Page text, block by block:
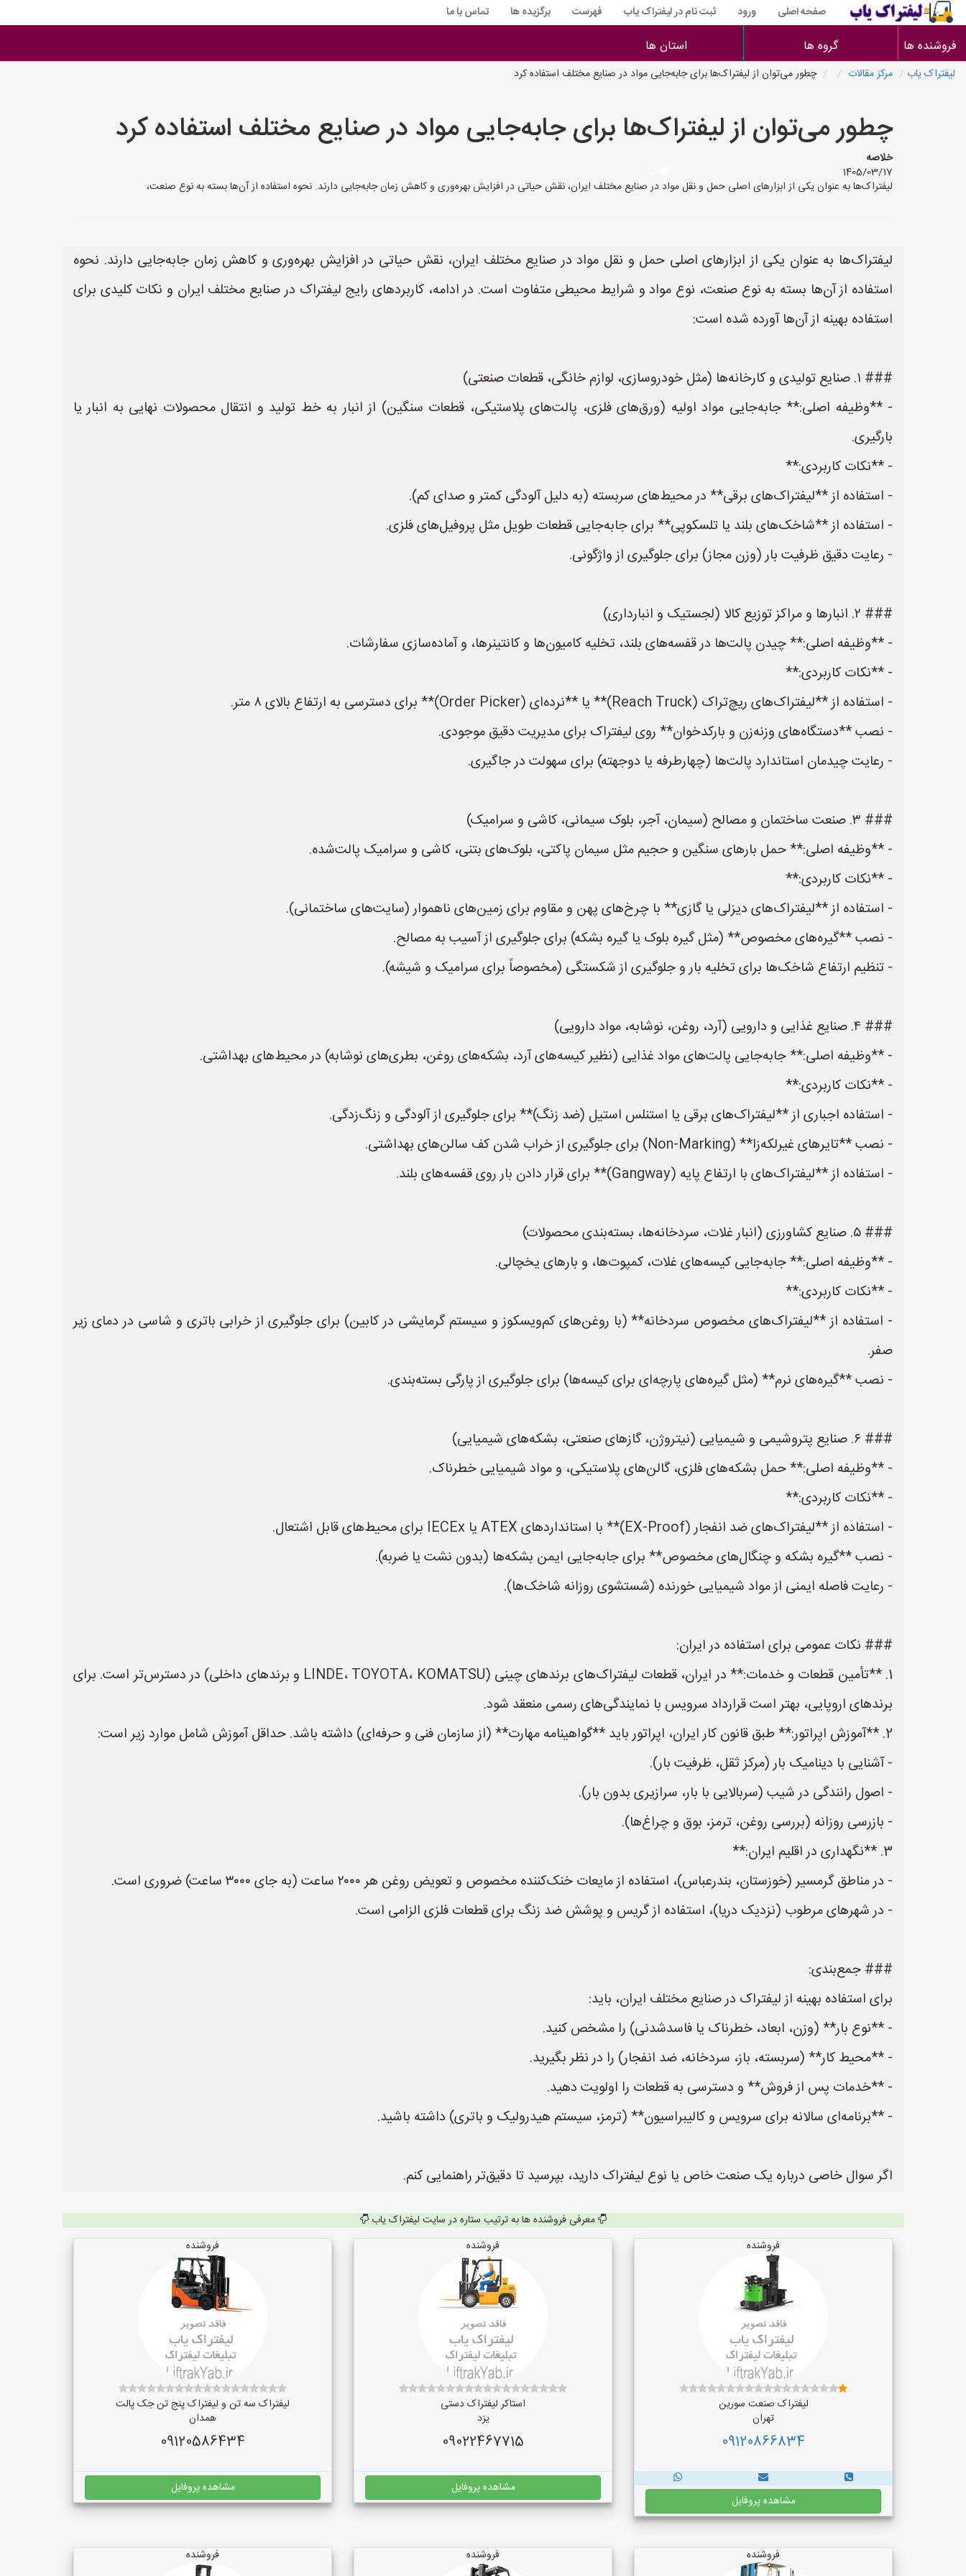
صفحه اصلی ورود ثبت نام در لیفتراک یاب فهرست برگزیده ها تماس با ما
فروشنده ها گروه ها استان ها
لیفتراک یاب مرکز مقالات چطور می‌توان از لیفتراک‌ها برای جابه‌جایی مواد در صنایع مختلف استفاده کرد
چطور می‌توان از لیفتراک‌ها برای جابه‌جایی مواد در صنایع مختلف استفاده کرد
خلاصه
1405/03/17
لیفتراک‌ها به عنوان یکی از ابزارهای اصلی حمل و نقل مواد در صنایع مختلف ایران، نقش حیاتی در افزایش بهره‌وری و کاهش زمان جابه‌جایی دارند. نحوه استفاده از آن‌ها بسته به نوع صنعت،
لیفتراک‌ها به عنوان یکی از ابزارهای اصلی حمل و نقل مواد در صنایع مختلف ایران، نقش حیاتی در افزایش بهره‌وری و کاهش زمان جابه‌جایی دارند. نحوه
استفاده از آن‌ها بسته به نوع صنعت، نوع مواد و شرایط محیطی متفاوت است. در ادامه، کاربردهای رایج لیفتراک در صنایع مختلف ایران و نکات کلیدی برای
استفاده بهینه از آن‌ها آورده شده است:
### ۱. صنایع تولیدی و کارخانه‌ها (مثل خودروسازی، لوازم خانگی، قطعات صنعتی)
- **وظیفه اصلی:** جابه‌جایی مواد اولیه (ورق‌های فلزی، پالت‌های پلاستیکی، قطعات سنگین) از انبار به خط تولید و انتقال محصولات نهایی به انبار یا
بارگیری.
- **نکات کاربردی:**
- استفاده از **لیفتراک‌های برقی** در محیط‌های سربسته (به دلیل آلودگی کمتر و صدای کم).
- استفاده از **شاخک‌های بلند یا تلسکوپی** برای جابه‌جایی قطعات طویل مثل پروفیل‌های فلزی.
- رعایت دقیق ظرفیت بار (وزن مجاز) برای جلوگیری از واژگونی.
### ۲. انبارها و مراکز توزیع کالا (لجستیک و انبارداری)
- **وظیفه اصلی:** چیدن پالت‌ها در قفسه‌های بلند، تخلیه کامیون‌ها و کانتینرها، و آماده‌سازی سفارشات.
- **نکات کاربردی:**
- استفاده از **لیفتراک‌های ریچ‌تراک (Reach Truck)** یا **نرده‌ای (Order Picker)** برای دسترسی به ارتفاع بالای ۸ متر.
- نصب **دستگاه‌های وزنه‌زن و بارکدخوان** روی لیفتراک برای مدیریت دقیق موجودی.
- رعایت چیدمان استاندارد پالت‌ها (چهارطرفه یا دوجهته) برای سهولت در جاگیری.
### ۳. صنعت ساختمان و مصالح (سیمان، آجر، بلوک سیمانی، کاشی و سرامیک)
- **وظیفه اصلی:** حمل بارهای سنگین و حجیم مثل سیمان پاکتی، بلوک‌های بتنی، کاشی و سرامیک پالت‌شده.
- **نکات کاربردی:**
- استفاده از **لیفتراک‌های دیزلی یا گازی** با چرخ‌های پهن و مقاوم برای زمین‌های ناهموار (سایت‌های ساختمانی).
- نصب **گیره‌های مخصوص** (مثل گیره بلوک یا گیره بشکه) برای جلوگیری از آسیب به مصالح.
- تنظیم ارتفاع شاخک‌ها برای تخلیه بار و جلوگیری از شکستگی (مخصوصاً برای سرامیک و شیشه).
### ۴. صنایع غذایی و دارویی (آرد، روغن، نوشابه، مواد دارویی)
- **وظیفه اصلی:** جابه‌جایی پالت‌های مواد غذایی (نظیر کیسه‌های آرد، بشکه‌های روغن، بطری‌های نوشابه) در محیط‌های بهداشتی.
- **نکات کاربردی:**
- استفاده اجباری از **لیفتراک‌های برقی یا استنلس استیل (ضد زنگ)** برای جلوگیری از آلودگی و زنگ‌زدگی.
- نصب **تایرهای غیرلکه‌زا** (Non-Marking) برای جلوگیری از خراب شدن کف سالن‌های بهداشتی.
- استفاده از **لیفتراک‌های با ارتفاع پایه (Gangway)** برای قرار دادن بار روی قفسه‌های بلند.
### ۵. صنایع کشاورزی (انبار غلات، سردخانه‌ها، بسته‌بندی محصولات)
- **وظیفه اصلی:** جابه‌جایی کیسه‌های غلات، کمپوت‌ها، و بارهای یخچالی.
- **نکات کاربردی:**
- استفاده از **لیفتراک‌های مخصوص سردخانه** (با روغن‌های کم‌ویسکوز و سیستم گرمایشی در کابین) برای جلوگیری از خرابی باتری و شاسی در دمای زیر
صفر.
- نصب **گیره‌های نرم** (مثل گیره‌های پارچه‌ای برای کیسه‌ها) برای جلوگیری از پارگی بسته‌بندی.
### ۶. صنایع پتروشیمی و شیمیایی (نیتروژن، گازهای صنعتی، بشکه‌های شیمیایی)
- **وظیفه اصلی:** حمل بشکه‌های فلزی، گالن‌های پلاستیکی، و مواد شیمیایی خطرناک.
- **نکات کاربردی:**
- استفاده از **لیفتراک‌های ضد انفجار (EX-Proof)** با استانداردهای ATEX یا IECEx برای محیط‌های قابل اشتعال.
- نصب **گیره بشکه و چنگال‌های مخصوص** برای جابه‌جایی ایمن بشکه‌ها (بدون نشت یا ضربه).
- رعایت فاصله ایمنی از مواد شیمیایی خورنده (شستشوی روزانه شاخک‌ها).
### نکات عمومی برای استفاده در ایران:
1. **تأمین قطعات و خدمات:** در ایران، قطعات لیفتراک‌های برندهای چینی (LINDE، TOYOTA، KOMATSU و برندهای داخلی) در دسترس‌تر است. برای
برندهای اروپایی، بهتر است قرارداد سرویس با نمایندگی‌های رسمی منعقد شود.
2. **آموزش اپراتور:** طبق قانون کار ایران، اپراتور باید **گواهینامه مهارت** (از سازمان فنی و حرفه‌ای) داشته باشد. حداقل آموزش شامل موارد زیر است:
- آشنایی با دینامیک بار (مرکز ثقل، ظرفیت بار).
- اصول رانندگی در شیب (سربالایی با بار، سرازیری بدون بار).
- بازرسی روزانه (بررسی روغن، ترمز، بوق و چراغ‌ها).
3. **نگهداری در اقلیم ایران:**
- در مناطق گرمسیر (خوزستان، بندرعباس)، استفاده از مایعات خنک‌کننده مخصوص و تعویض روغن هر ۲۰۰۰ ساعت (به جای ۳۰۰۰ ساعت) ضروری است.
- در شهرهای مرطوب (نزدیک دریا)، استفاده از گریس و پوشش ضد زنگ برای قطعات فلزی الزامی است.
### جمع‌بندی:
برای استفاده بهینه از لیفتراک در صنایع مختلف ایران، باید:
- **نوع بار** (وزن، ابعاد، خطرناک یا فاسدشدنی) را مشخص کنید.
- **محیط کار** (سربسته، باز، سردخانه، ضد انفجار) را در نظر بگیرید.
- **خدمات پس از فروش** و دسترسی به قطعات را اولویت دهید.
- **برنامه‌ای سالانه برای سرویس و کالیبراسیون** (ترمز، سیستم هیدرولیک و باتری) داشته باشید.
اگر سوال خاصی درباره یک صنعت خاص یا نوع لیفتراک دارید، بپرسید تا دقیق‌تر راهنمایی کنم.
معرفی فروشنده ها به ترتیب ستاره در سایت لیفتراک یاب
فروشنده
لیفتراک صنعت سورین
تهران
09120866834
مشاهده پروفایل
فروشنده
استاکر لیفتراک دستی
یزد
09022467715
مشاهده پروفایل
فروشنده
لیفتراک سه تن و لیفتراک پنج تن جک پالت
همدان
09120586434
مشاهده پروفایل
فروشنده فروشنده فروشنده